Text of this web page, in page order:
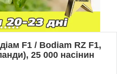
F1 / Bodiam RZ F1,
25 000 насінин